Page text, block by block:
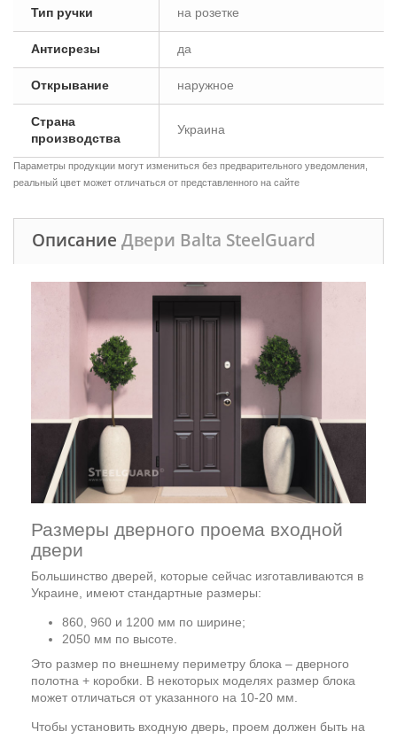
Тип ручки на розетке
Антисрезы да
Открывание наружное
Страна
производства
Украина
Параметры продукции могут измениться без предварительного уведомления,
реальный цвет может отличаться от представленного на сайте
Описание Двери Balta SteelGuard
Размеры дверного проема входной
двери
Большинство дверей, которые сейчас изготавливаются в
Украине, имеют стандартные размеры:
860, 960 и 1200 мм по ширине;
2050 мм по высоте.
Это размер по внешнему периметру блока – дверного
полотна + коробки. В некоторых моделях размер блока
может отличаться от указанного на 10-20 мм.
Чтобы установить входную дверь, проем должен быть на